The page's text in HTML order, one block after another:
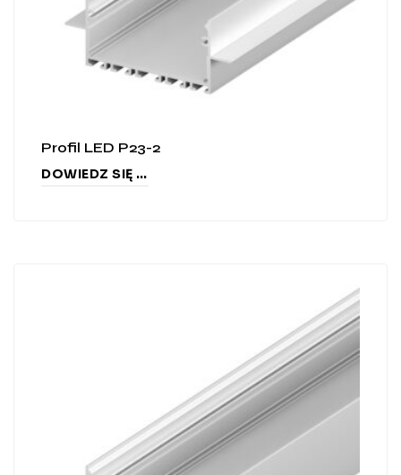
Profil LED P23-2
DOWIEDZ SIĘ WIĘCEJ